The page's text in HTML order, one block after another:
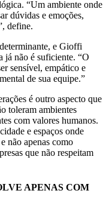
“Um ambiente onde
dúvidas e emoções,
define.
e Gioffi
já não é suficiente. “O
sensível, empático e
de sua equipe.”
é outro aspecto que
toleram ambientes
com valores humanos.
e espaços onde
não apenas como
que não respeitam
APENAS COM